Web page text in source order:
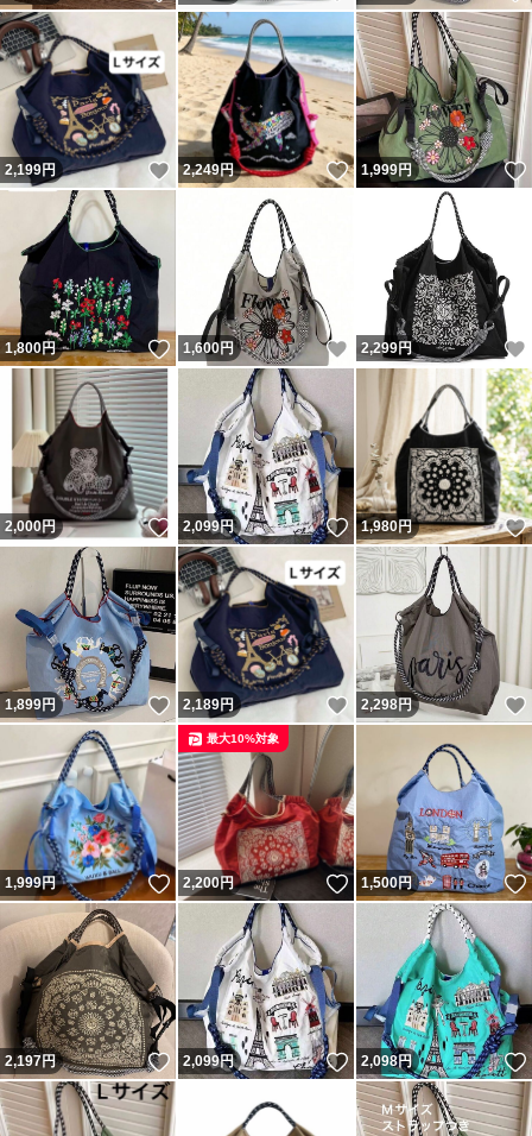
2,199円 いいね！
2,249円 いいね！
1,999円
1,800円 いいね！
1,600円 いいね！
2,299円
2,000円 いいね！
2,099円 いいね！
1,980円
1,899円 いいね！
2,189円 いいね！
2,298円
1,999円 いいね！
2,200円 いいね！
最大10%対象
1,500円
2,197円 いいね！
2,099円 いいね！
2,098円